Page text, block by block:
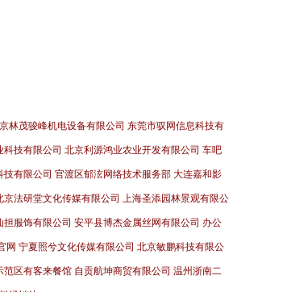
林茂骏峰机电设备有限公司 东莞市驭网信息科技有
技有限公司 北京利源鸿业农业开发有限公司 车吧
有限公司 官渡区郁泫网络技术服务部 大连嘉和影
京法研堂文化传媒有限公司 上海圣添园林景观有限公
担服饰有限公司 安平县博杰金属丝网有限公司 办公
网 宁夏照兮文化传媒有限公司 北京敏鹏科技有限公
范区有客来餐馆 自贡航坤商贸有限公司 温州浙南二